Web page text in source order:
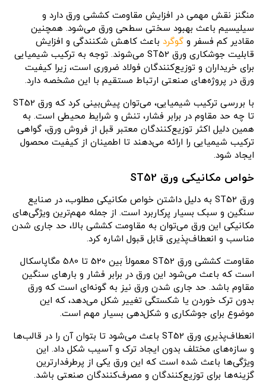
منگنز نقش مهمی در افزایش مقاومت کششی ورق دارد و
سیلیسیم باعث بهبود سختی سطحی ورق می‌شود. همچنین
مقادیر کم فسفر و گوگرد باعث کاهش شکنندگی و افزایش
قابلیت جوشکاری ورق ST52 می‌شوند. توجه به ترکیب شیمیایی
برای خریداران و توزیع‌کنندگان فولاد ضروری است، زیرا کیفیت
ورق در پروژه‌های صنعتی ارتباط مستقیم با این مشخصه دارد.
با بررسی ترکیب شیمیایی، می‌توان پیش‌بینی کرد که ورق ST52
تا چه حد مقاوم در برابر فشار، تنش و شرایط محیطی است. به
همین دلیل اکثر توزیع‌کنندگان معتبر قبل از فروش ورق، گواهی
ترکیب شیمیایی را ارائه می‌دهند تا اطمینان از کیفیت محصول
ایجاد شود.
خواص مکانیکی ورق ST52
ورق ST52 به دلیل داشتن خواص مکانیکی مطلوب، در صنایع
سنگین و سبک بسیار پرکاربرد است. از جمله مهم‌ترین ویژگی‌های
مکانیکی این ورق می‌توان به مقاومت کششی بالا، حد جاری شدن
مناسب و انعطاف‌پذیری قابل قبول اشاره کرد.
مقاومت کششی ورق ST52 معمولاً بین 520 تا 580 مگاپاسکال
است که باعث می‌شود این ورق در برابر فشار و بارهای سنگین
مقاوم باشد. حد جاری شدن ورق نیز به گونه‌ای است که ورق
بدون ترک خوردن یا شکستگی تغییر شکل می‌دهد، که این
موضوع برای جوشکاری و شکل‌دهی بسیار مهم است.
انعطاف‌پذیری ورق ST52 باعث می‌شود تا بتوان آن را در قالب‌ها
و سازه‌های مختلف بدون ایجاد ترک و آسیب شکل داد. این
ویژگی‌ها باعث شده است که این ورق یکی از پرطرفدارترین
گزینه‌ها برای توزیع‌کنندگان و مصرف‌کنندگان صنعتی باشد.